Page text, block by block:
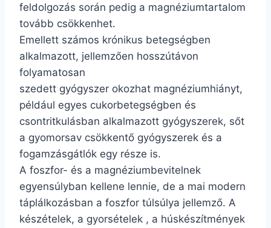
feldolgozás során pedig a magnéziumtartalom
tovább csökkenhet.
Emellett számos krónikus betegségben
alkalmazott, jellemzően hosszútávon
folyamatosan
szedett gyógyszer okozhat magnéziumhiányt,
például egyes cukorbetegségben és
csontritkulásban alkalmazott gyógyszerek, sőt
a gyomorsav csökkentő gyógyszerek és a
fogamzásgátlók egy része is.
A foszfor- és a magnéziumbevitelnek
egyensúlyban kellene lennie, de a mai modern
táplálkozásban a foszfor túlsúlya jellemző. A
készételek, a gyorsételek , a húskészítmények